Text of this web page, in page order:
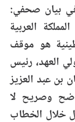
في بيان صحفي:
العربية
هو موقف
العهد، رئيس
بن عبد العزيز
وصريح لا
خلال الخطاب